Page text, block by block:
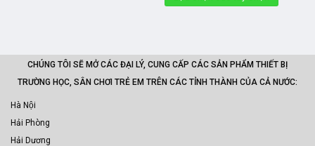
CHÚNG TÔI SẼ MỞ CÁC ĐẠI LÝ, CUNG CẤP CÁC SẢN PHẨM THIẾT BỊ
TRƯỜNG HỌC, SÂN CHƠI TRẺ EM TRÊN CÁC TỈNH THÀNH CỦA CẢ NƯỚC:
Hà Nội
Hải Phòng
Hải Dương